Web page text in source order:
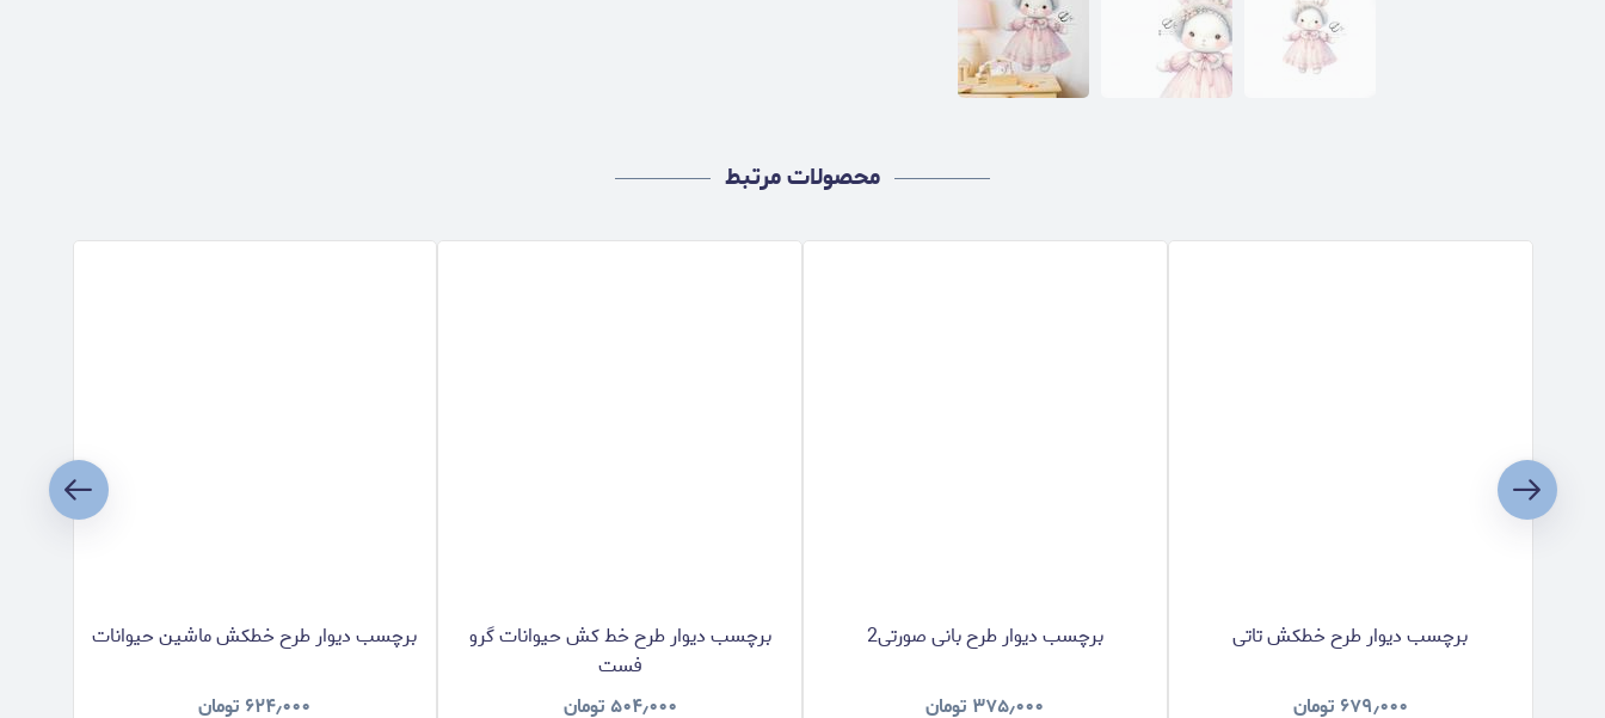
محصولات مرتبط
برچسب دیوار طرح خطکش تاتی
۶۷۹٫۰۰۰ تومان
برچسب دیوار طرح بانی صورتی2
۳۷۵٫۰۰۰ تومان
برچسب دیوار طرح خط کش حیوانات گرو
فست
۵۰۴٫۰۰۰تومان
برچسب دیوار طرح خطکش ماشین حیوانات
۶۲۴٫۰۰۰ تومان